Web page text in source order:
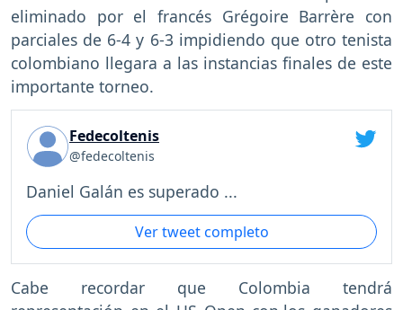
eliminado por el francés Grégoire Barrère con
parciales de 6-4 y 6-3 impidiendo que otro tenista
colombiano llegara a las instancias finales de este
importante torneo.
Fedecoltenis
@fedecoltenis
Daniel Galán es superado ...
Ver tweet completo
Cabe recordar que Colombia tendrá